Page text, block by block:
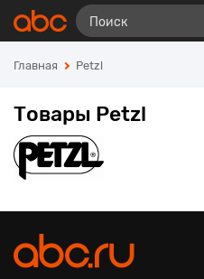
Главная Petzl
Товары Petzl